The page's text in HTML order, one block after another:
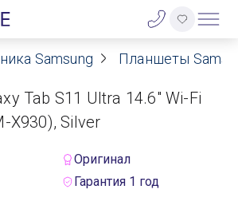
Samsung Планшеты
Tab S11 Ultra 14.6" Wi-Fi
X930), Silver
Оригинал
Гарантия 1 год